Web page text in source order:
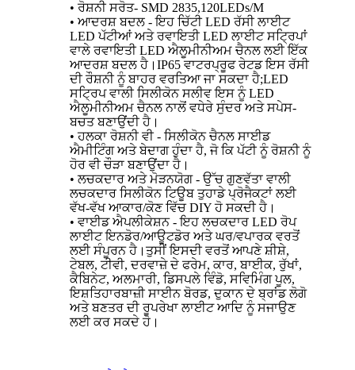
• ਰੋਸ਼ਨੀ ਸਰੋਤ- SMD 2835,120LEDs/M
• ਆਦਰਸ਼ ਬਦਲ - ਇਹ ਚਿੱਟੀ LED ਰੱਸੀ ਲਾਈਟ
LED ਪੱਟੀਆਂ ਅਤੇ ਰਵਾਇਤੀ LED ਲਾਈਟ ਸਟ੍ਰਿਪਾਂ
ਵਾਲੇ ਰਵਾਇਤੀ LED ਐਲੂਮੀਨੀਅਮ ਚੈਨਲ ਲਈ ਇੱਕ
ਆਦਰਸ਼ ਬਦਲ ਹੈ।IP65 ਵਾਟਰਪ੍ਰੂਫ ਰੇਟਡ ਇਸ ਰੱਸੀ
ਦੀ ਰੌਸ਼ਨੀ ਨੂੰ ਬਾਹਰ ਵਰਤਿਆ ਜਾ ਸਕਦਾ ਹੈ;LED
ਸਟ੍ਰਿਪ ਵਾਲੀ ਸਿਲੀਕੋਨ ਸਲੀਵ ਇਸ ਨੂੰ LED
ਐਲੂਮੀਨੀਅਮ ਚੈਨਲ ਨਾਲੋਂ ਵਧੇਰੇ ਸੁੰਦਰ ਅਤੇ ਸਪੇਸ-
ਬਚਤ ਬਣਾਉਂਦੀ ਹੈ।
• ਹਲਕਾ ਰੋਸ਼ਨੀ ਵੀ - ਸਿਲੀਕੋਨ ਚੈਨਲ ਸਾਈਡ
ਐਮੀਟਿੰਗ ਅਤੇ ਬੇਦਾਗ ਹੁੰਦਾ ਹੈ, ਜੋ ਕਿ ਪੱਟੀ ਨੂੰ ਰੋਸ਼ਨੀ ਨੂੰ
ਹੋਰ ਵੀ ਚੌੜਾ ਬਣਾਉਂਦਾ ਹੈ।
• ਲਚਕਦਾਰ ਅਤੇ ਮੋੜਨਯੋਗ - ਉੱਚ ਗੁਣਵੱਤਾ ਵਾਲੀ
ਲਚਕਦਾਰ ਸਿਲੀਕੋਨ ਟਿਊਬ ਤੁਹਾਡੇ ਪ੍ਰੋਜੈਕਟਾਂ ਲਈ
ਵੱਖ-ਵੱਖ ਆਕਾਰ/ਕੋਣ ਵਿੱਚ DIY ਹੋ ਸਕਦੀ ਹੈ।
• ਵਾਈਡ ਐਪਲੀਕੇਸ਼ਨ - ਇਹ ਲਚਕਦਾਰ LED ਰੋਪ
ਲਾਈਟ ਇਨਡੋਰ/ਆਊਟਡੋਰ ਅਤੇ ਘਰ/ਵਪਾਰਕ ਵਰਤੋਂ
ਲਈ ਸੰਪੂਰਨ ਹੈ।ਤੁਸੀਂ ਇਸਦੀ ਵਰਤੋਂ ਆਪਣੇ ਸ਼ੀਸ਼ੇ,
ਟੇਬਲ, ਟੀਵੀ, ਦਰਵਾਜ਼ੇ ਦੇ ਫਰੇਮ, ਕਾਰ, ਬਾਈਕ, ਰੁੱਖਾਂ,
ਕੈਬਿਨੇਟ, ਅਲਮਾਰੀ, ਡਿਸਪਲੇ ਵਿੰਡੋ, ਸਵਿਮਿੰਗ ਪੂਲ,
ਇਸ਼ਤਿਹਾਰਬਾਜ਼ੀ ਸਾਈਨ ਬੋਰਡ, ਦੁਕਾਨ ਦੇ ਬ੍ਰਾਂਡ ਲੋਗੋ
ਅਤੇ ਬਣਤਰ ਦੀ ਰੂਪਰੇਖਾ ਲਾਈਟ ਆਦਿ ਨੂੰ ਸਜਾਉਣ
ਲਈ ਕਰ ਸਕਦੇ ਹੋ।